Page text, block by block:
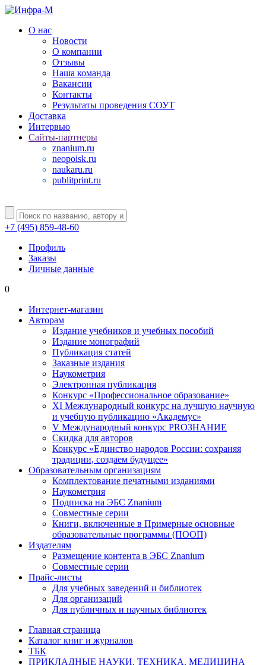
О нас
Новости
О компании
Отзывы
Наша команда
Вакансии
Контакты
Результаты проведения СОУТ
Доставка
Интервью
Сайты-партнеры
znanium.ru
neopoisk.ru
naukaru.ru
publitprint.ru
+7 (495) 859-48-60
Профиль
Заказы
Личные данные
0
Интернет-магазин
Авторам
Издание учебников и учебных пособий
Издание монографий
Публикация статей
Заказные издания
Наукометрия
Электронная публикация
Конкурс «Профессиональное образование»
XI Международный конкурс на лучшую научную
и учебную публикацию «Академус»
V Международный конкурс PROЗНАНИЕ
Скидка для авторов
Конкурс «Единство народов России: сохраняя
традиции, создаем будущее»
Образовательным организациям
Комплектование печатными изданиями
Наукометрия
Подписка на ЭБС Znanium
Совместные серии
Книги, включенные в Примерные основные
образовательные программы (ПООП)
Издателям
Размещение контента в ЭБС Znanium
Совместные серии
Прайс-листы
Для учебных заведений и библиотек
Для организаций
Для публичных и научных библиотек
Главная страница
Каталог книг и журналов
ТБК
ПРИКЛАДНЫЕ НАУКИ. ТЕХНИКА. МЕДИЦИНА